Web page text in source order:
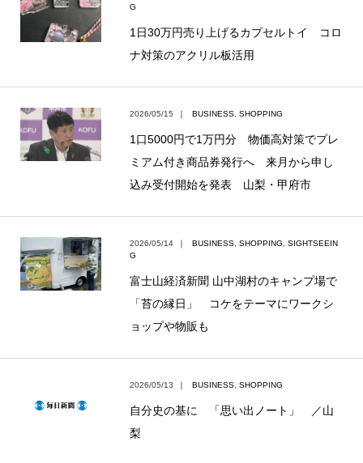
G
1日30万円売り上げるカプセルトイ コロ
ナ対策のアクリル板活用
2026/05/15 ｜ BUSINESS SHOPPING
1口5000円で1万円分 物価高対策でプレ
ミアム付き商品券発行へ 来月から申し
込み受付開始を発表 山梨・甲府市
2026/05/14 ｜ BUSINESS SHOPPING
SIGHTSEEIN
G
富士山経済新聞 山中湖村のキャンプ場で
「苔の縁日」 コケをテーマにワークシ
ョップや物販も
2026/05/13 ｜ BUSINESS SHOPPING
自分史の基に 「思い出ノート」 ／山
梨